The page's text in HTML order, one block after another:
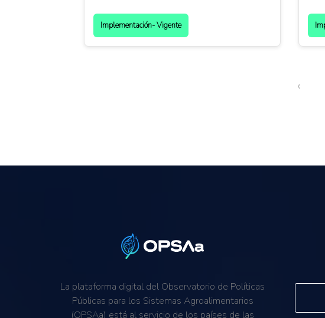
Implementación- Vigente
‹
La plataforma digital del Observatorio de Políticas
Públicas para los Sistemas Agroalimentarios
(OPSAa) está al servicio de los países de las